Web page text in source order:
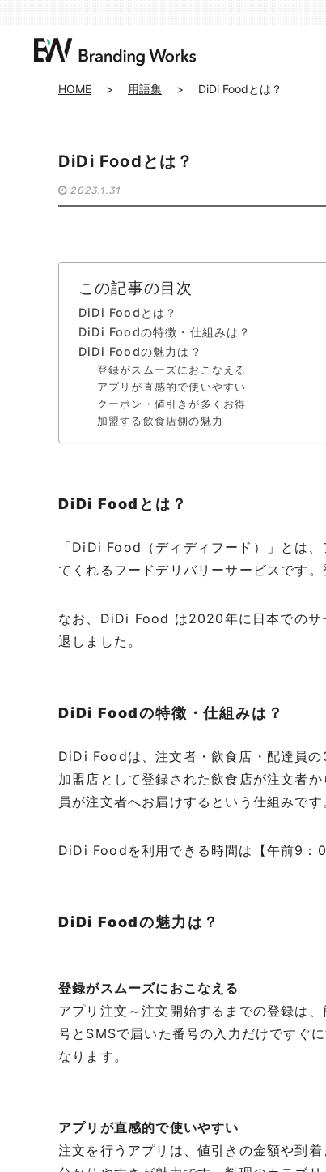
HOME > 用語集 > DiDi Foodとは？
DiDi Foodとは？
2023.1.31
この記事の目次
DiDi Foodとは？
DiDi Foodの特徴・仕組みは？
DiDi Foodの魅力は？
登録がスムーズにおこなえる
アプリが直感的で使いやすい
クーポン・値引きが多くお得
加盟する飲食店側の魅力
DiDi Foodとは？
「DiDi Food（ディディフード）」とは
てくれるフードデリバリーサービスです
なお、DiDi Food は2020年に日本での
退しました。
DiDi Foodの特徴・仕組みは？
DiDi Foodは、注文者・飲食店・配達員
加盟店として登録された飲食店が注文者
員が注文者へお届けするという仕組みです
DiDi Foodを利用できる時間は【午前9：
DiDi Foodの魅力は？
登録がスムーズにおこなえる
アプリ注文～注文開始するまでの登録は
号とSMSで届いた番号の入力だけですぐ
なります。
アプリが直感的で使いやすい
注文を行うアプリは、値引きの金額や到